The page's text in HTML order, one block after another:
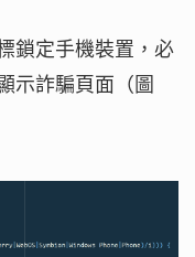
鎖定手機裝置，必
示詐騙頁面（圖